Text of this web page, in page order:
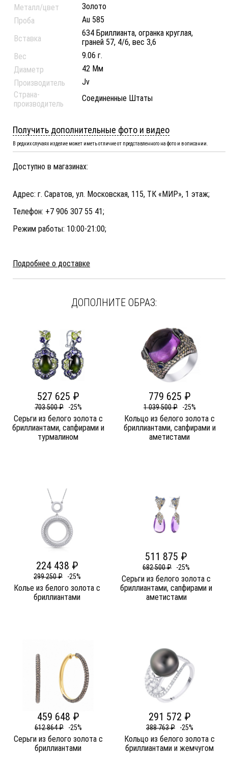
Металл/цвет
Золото
Проба
Au 585
Вставка
634 Бриллианта, огранка круглая,
граней 57, 4/6, вес 3,6
Вес
9.06 г.
Диаметр
42 Мм
Производитель
Jv
Страна-
производитель
Соединенные Штаты
Получить дополнительные фото и видео
В редких случаях изделие может иметь отличие от представленного на фото и в описании.
Доступно в магазинах:
Адрес: г. Саратов, ул. Московская, 115, ТК «МИР», 1 этаж;
Телефон: +7 906 307 55 41;
Режим работы: 10:00-21:00;
Подробнее о доставке
ДОПОЛНИТЕ ОБРАЗ:
527 625 ₽
703 500 ₽ -25%
Серьги из белого золота c
бриллиантами, сапфирами и
турмалином
779 625 ₽
1 039 500 ₽ -25%
Кольцо из белого золота c
бриллиантами, сапфирами и
аметистами
224 438 ₽
299 250 ₽ -25%
Колье из белого золота c
бриллиантами
511 875 ₽
682 500 ₽ -25%
Серьги из белого золота c
бриллиантами, сапфирами и
аметистами
459 648 ₽
612 864 ₽ -25%
Серьги из белого золота c
бриллиантами
291 572 ₽
388 763 ₽ -25%
Кольцо из белого золота c
бриллиантами и жемчугом